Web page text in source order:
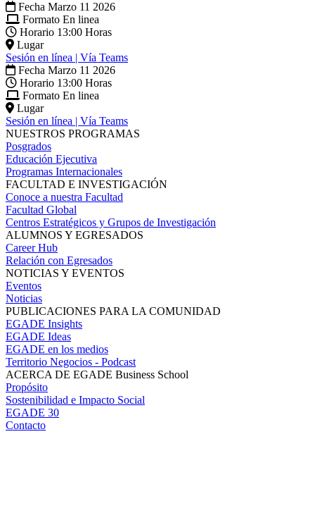
Fecha Marzo 11 2026
Formato En linea
Horario 13:00 Horas
Lugar
Sesión en línea | Vía Teams
Fecha Marzo 11 2026
Horario 13:00 Horas
Formato En linea
Lugar
Sesión en línea | Vía Teams
NUESTROS PROGRAMAS
Posgrados
Educación Ejecutiva
Programas Internacionales
FACULTAD E INVESTIGACIÓN
Conoce a nuestra Facultad
Facultad Global
Centros Estratégicos y Grupos de Investigación
ALUMNOS Y EGRESADOS
Career Hub
Relación con Egresados
NOTICIAS Y EVENTOS
Eventos
Noticias
PUBLICACIONES PARA LA COMUNIDAD
EGADE Insights
EGADE Ideas
EGADE en los medios
Territorio Negocios - Podcast
ACERCA DE EGADE Business School
Propósito
Sostenibilidad e Impacto Social
EGADE 30
Contacto